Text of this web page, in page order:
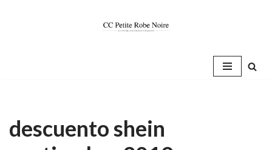
descuento shein